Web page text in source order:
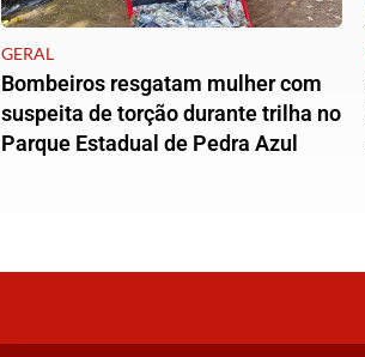
GERAL
Bombeiros resgatam mulher com
suspeita de torção durante trilha no
Parque Estadual de Pedra Azul